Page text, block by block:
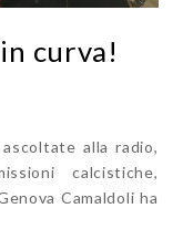
curva!
alla radio,
calcistiche,
Camaldoli ha